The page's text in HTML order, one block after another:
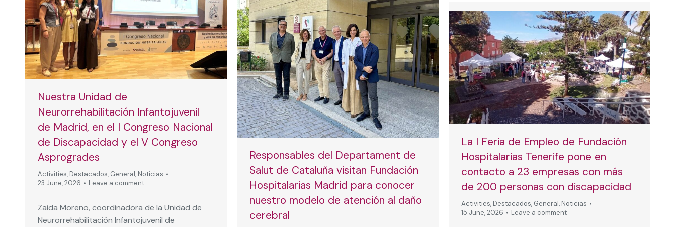
Nuestra Unidad de
Neurorrehabilitación Infantojuvenil
de Madrid, en el I Congreso Nacional
de Discapacidad y el V Congreso
Asprogrades
Activities, Destacados, General, Noticias
23 June, 2026
Leave a comment
Zaida Moreno, coordinadora de la Unidad de
Neurorrehabilitación Infantojuvenil de
Responsables del Departament de
Salut de Cataluña visitan Fundación
Hospitalarias Madrid para conocer
nuestro modelo de atención al daño
cerebral
La I Feria de Empleo de Fundación
Hospitalarias Tenerife pone en
contacto a 23 empresas con más
de 200 personas con discapacidad
Activities, Destacados, General, Noticias
15 June, 2026
Leave a comment